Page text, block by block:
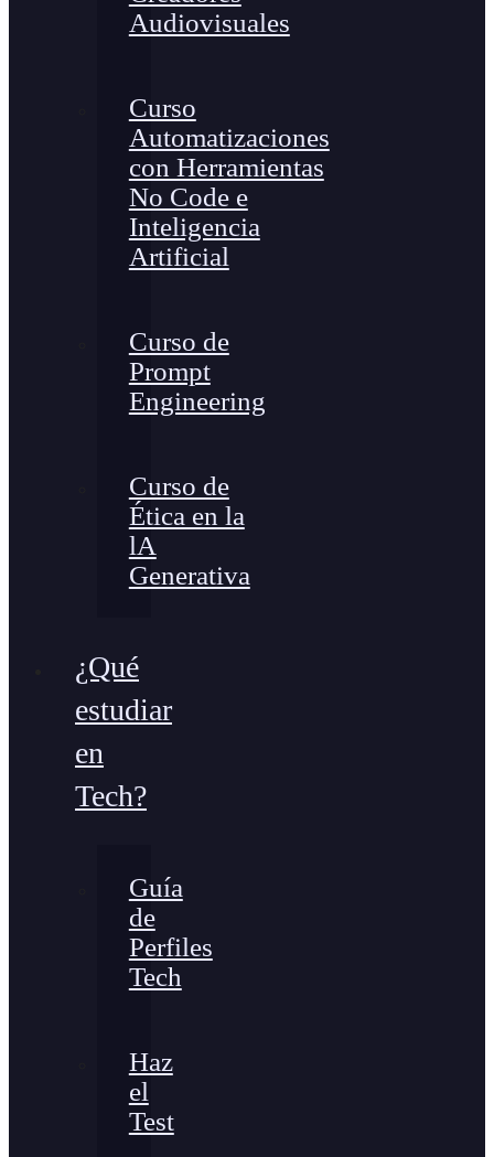
Audiovisuales
Curso
Automatizaciones
con Herramientas
No Code e
Inteligencia
Artificial
Curso de
Prompt
Engineering
Curso de
Ética en la
lA
Generativa
¿Qué
estudiar
en
Tech?
Guía
de
Perfiles
Tech
Haz
el
Test